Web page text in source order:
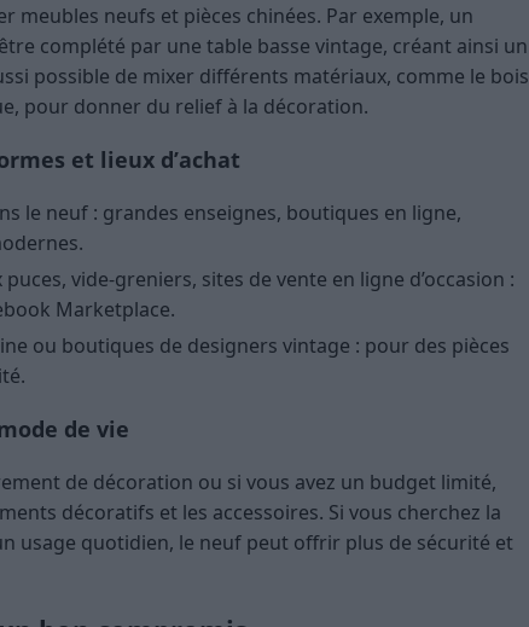
meubles neufs et pièces chinées. Par exemple, un
complété par une table basse vintage, créant ainsi un
possible de mixer différents matériaux, comme le bois
pour donner du relief à la décoration.
et lieux d’achat
le neuf : grandes enseignes, boutiques en ligne,
vide-greniers, sites de vente en ligne d’occasion :
Marketplace.
ou boutiques de designers vintage : pour des pièces
de vie
de décoration ou si vous avez un budget limité,
décoratifs et les accessoires. Si vous cherchez la
usage quotidien, le neuf peut offrir plus de sécurité et